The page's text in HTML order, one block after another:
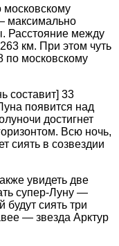
максимально
Расстояние между
км. При этом чуть
по московскому
составит] 33
появится над
достигнет
Всю ночь,
сиять в созвездии
увидеть две
супер-Луну —
сиять три
— звезда Арктур